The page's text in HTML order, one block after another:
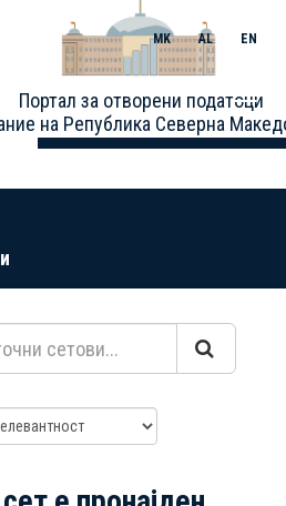
Портал за отворени податоци
на Република Северна
MK AL EN
Toggle